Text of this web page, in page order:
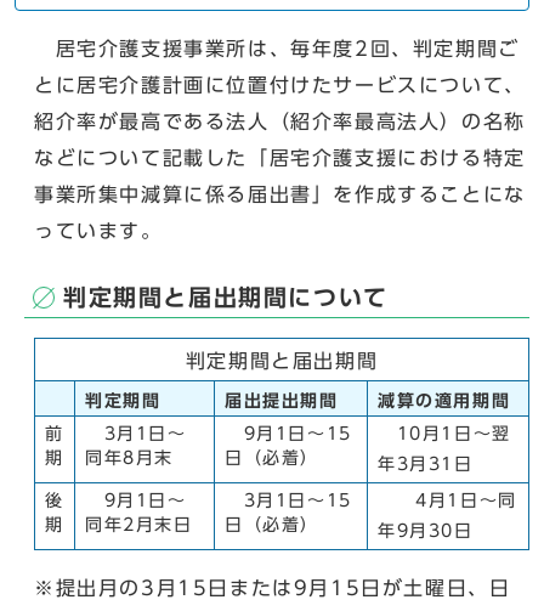
居宅介護支援事業所は、毎年度2回、判定期間ご
とに居宅介護計画に位置付けたサービスについて、
紹介率が最高である法人（紹介率最高法人）の名称
などについて記載した「居宅介護支援における特定
事業所集中減算に係る届出書」を作成することにな
っています。
判定期間と届出期間について
判定期間と届出期間
判定期間 届出提出期間
減算の適用期間
前
期
3月1日～
同年8月末
9月1日～15
日（必着）
10月1日～翌
年3月31日
後
期
9月1日～
同年2月末日
3月1日～15
日（必着）
4月1日～同
年9月30日
※提出月の3月15日または9月15日が土曜日、日